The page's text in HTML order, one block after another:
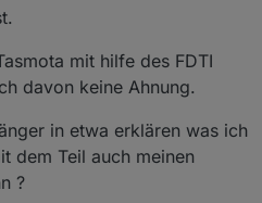
mit hilfe des FDTI
davon keine Ahnung.
in etwa erklären was ich
dem Teil auch meinen
?